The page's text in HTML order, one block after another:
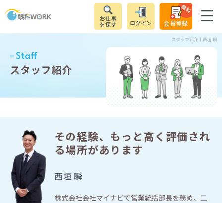
お仕事
を探す ログイン
無料
会員登録
スタッフ紹介｜西垣 瞬
Staff
スタッフ紹介
その経験、もっと高く評価され
る場所があります
株式会社会社マイナビで営業統括部長を務め、二